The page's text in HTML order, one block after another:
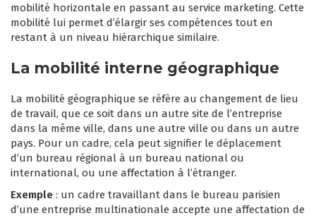
mobilité horizontale en passant au service marketing. Cette
mobilité lui permet d’élargir ses compétences tout en
restant à un niveau hiérarchique similaire.
La mobilité interne géographique
La mobilité géographique se réfère au changement de lieu
de travail, que ce soit dans un autre site de l’entreprise
dans la même ville, dans une autre ville ou dans un autre
pays. Pour un cadre, cela peut signifier le déplacement
d’un bureau régional à un bureau national ou
international, ou une affectation à l’étranger.
Exemple : un cadre travaillant dans le bureau parisien
d’une entreprise multinationale accepte une affectation de